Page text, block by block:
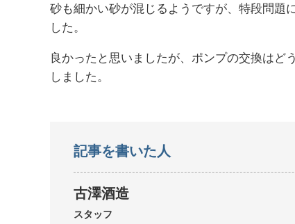
砂も細かい砂が混じるようですが、特段問題
した。
良かったと思いましたが、ポンプの交換はど
しました。
記事を書いた人
古澤酒造
スタッフ